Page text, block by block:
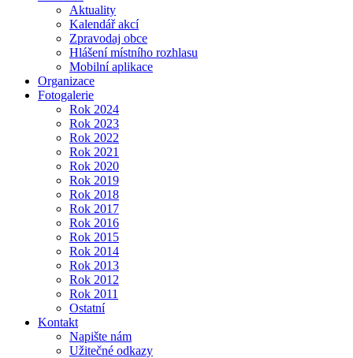
Aktuality
Kalendář akcí
Zpravodaj obce
Hlášení místního rozhlasu
Mobilní aplikace
Organizace
Fotogalerie
Rok 2024
Rok 2023
Rok 2022
Rok 2021
Rok 2020
Rok 2019
Rok 2018
Rok 2017
Rok 2016
Rok 2015
Rok 2014
Rok 2013
Rok 2012
Rok 2011
Ostatní
Kontakt
Napište nám
Užitečné odkazy